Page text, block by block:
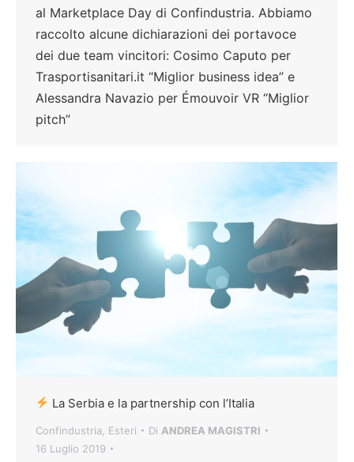
al Marketplace Day di Confindustria. Abbiamo
raccolto alcune dichiarazioni dei portavoce
dei due team vincitori: Cosimo Caputo per
Trasportisanitari.it “Miglior business idea” e
Alessandra Navazio per Émouvoir VR “Miglior
pitch”
La Serbia e la partnership con l’Italia
Confindustria Esteri Di ANDREA MAGISTRI
16 Luglio 2019